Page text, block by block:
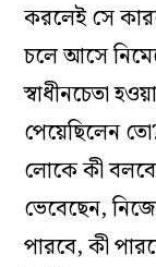
করলেই সে
চলে আসে
স্বাধীনচেতা
পেয়েছিলেন
লোকে কী
ভেবেছেন,
পারবে, কী